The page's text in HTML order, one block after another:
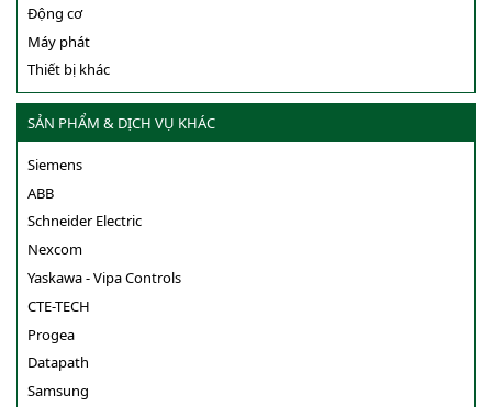
Động cơ
Máy phát
Thiết bị khác
SẢN PHẨM & DỊCH VỤ KHÁC
Siemens
ABB
Schneider Electric
Nexcom
Yaskawa - Vipa Controls
CTE-TECH
Progea
Datapath
Samsung